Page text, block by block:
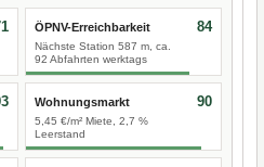
ÖPNV-Erreichbarkeit
Nächste Station 587 m, ca.
92 Abfahrten werktags
84
Wohnungsmarkt
5,45 €/m² Miete, 2,7 %
Leerstand
90